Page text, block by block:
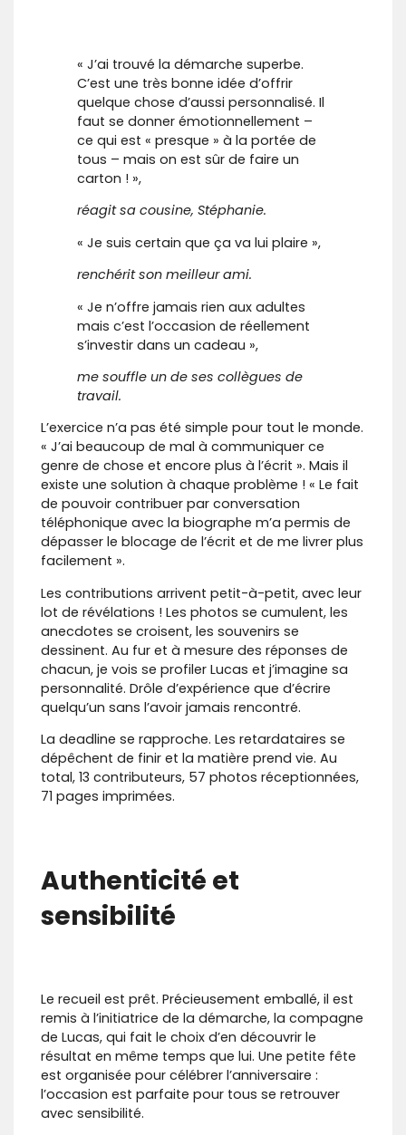
« J’ai trouvé la démarche superbe.
C’est une très bonne idée d’offrir
quelque chose d’aussi personnalisé. Il
faut se donner émotionnellement –
ce qui est « presque » à la portée de
tous – mais on est sûr de faire un
carton ! »,
réagit sa cousine, Stéphanie.
« Je suis certain que ça va lui plaire »,
renchérit son meilleur ami.
« Je n’offre jamais rien aux adultes
mais c’est l’occasion de réellement
s’investir dans un cadeau »,
me souffle un de ses collègues de
travail.
L’exercice n’a pas été simple pour tout le monde.
« J’ai beaucoup de mal à communiquer ce
genre de chose et encore plus à l’écrit ». Mais il
existe une solution à chaque problème ! « Le fait
de pouvoir contribuer par conversation
téléphonique avec la biographe m’a permis de
dépasser le blocage de l’écrit et de me livrer plus
facilement ».
Les contributions arrivent petit-à-petit, avec leur
lot de révélations ! Les photos se cumulent, les
anecdotes se croisent, les souvenirs se
dessinent. Au fur et à mesure des réponses de
chacun, je vois se profiler Lucas et j’imagine sa
personnalité. Drôle d’expérience que d’écrire
quelqu’un sans l’avoir jamais rencontré.
La deadline se rapproche. Les retardataires se
dépêchent de finir et la matière prend vie. Au
total, 13 contributeurs, 57 photos réceptionnées,
71 pages imprimées.
Authenticité et
sensibilité
Le recueil est prêt. Précieusement emballé, il est
remis à l’initiatrice de la démarche, la compagne
de Lucas, qui fait le choix d’en découvrir le
résultat en même temps que lui. Une petite fête
est organisée pour célébrer l’anniversaire :
l’occasion est parfaite pour tous se retrouver
avec sensibilité.